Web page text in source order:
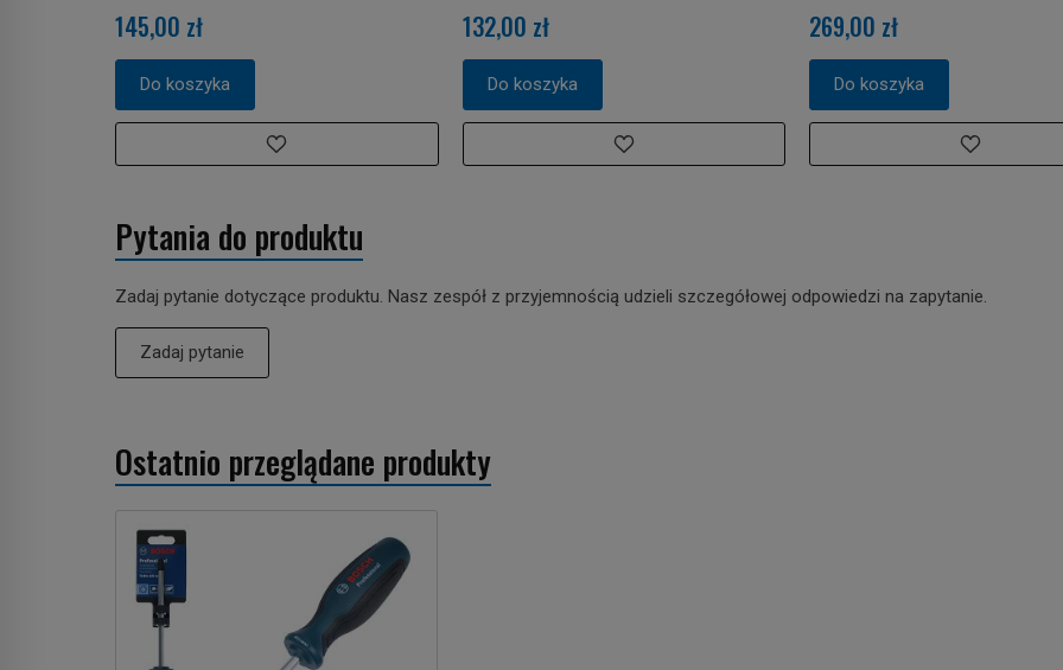
145,00 zł
Do koszyka
132,00 zł
Do koszyka
269,00 zł
Do koszyka
Pytania do produktu
Zadaj pytanie dotyczące produktu. Nasz zespół z przyjemnością udzieli szczegółowej odpowiedzi na zapytanie.
Zadaj pytanie
Ostatnio przeglądane produkty